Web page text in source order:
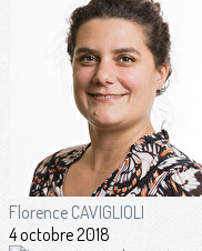
Florence CAVIGLIOLI
4 octobre 2018